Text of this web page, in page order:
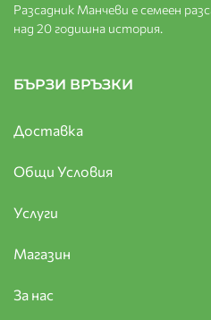
Разсадник Манчеви е семеен
над 20 годишна история.
БЪРЗИ ВРЪЗКИ
Доставка
Общи Условия
Услуги
Магазин
За нас